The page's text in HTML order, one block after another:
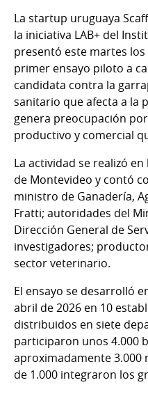
La startup uruguaya
la iniciativa LAB+ del
presentó este martes
primer ensayo piloto a
candidata contra la
sanitario que afecta a la
genera preocupación
productivo y comercial
La actividad se realizó
de Montevideo y contó
ministro de Ganadería,
Fratti; autoridades del
Dirección General de
investigadores;
sector veterinario.
El ensayo se desarrolló
abril de 2026 en 10
distribuidos en siete
participaron unos 4.000
aproximadamente 3.000
de 1.000 integraron los